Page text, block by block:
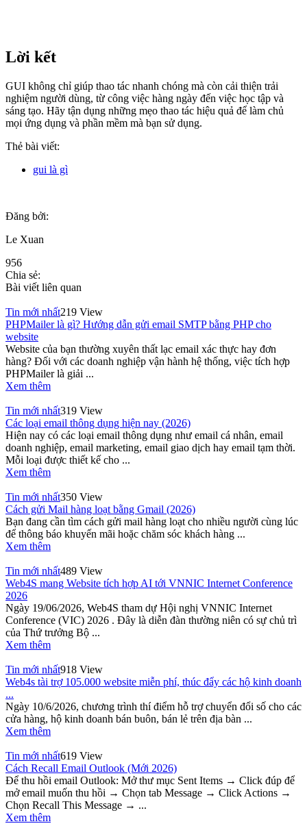
Lời kết
GUI không chỉ giúp thao tác nhanh chóng mà còn cải thiện trải
nghiệm người dùng, từ công việc hàng ngày đến việc học tập và
sáng tạo. Hãy tận dụng những mẹo thao tác hiệu quả để làm chủ
mọi ứng dụng và phần mềm mà bạn sử dụng.
Thẻ bài viết:
gui là gì
Đăng bởi:
Le Xuan
956
Chia sẻ:
Bài viết liên quan
Tin mới nhất219 View
PHPMailer là gì? Hướng dẫn gửi email SMTP bằng PHP cho
website
Website của bạn thường xuyên thất lạc email xác thực hay đơn
hàng? Đối với các doanh nghiệp vận hành hệ thống, việc tích hợp
PHPMailer là giải ...
Xem thêm
Tin mới nhất319 View
Các loại email thông dụng hiện nay (2026)
Hiện nay có các loại email thông dụng như email cá nhân, email
doanh nghiệp, email marketing, email giao dịch hay email tạm thời.
Mỗi loại được thiết kế cho ...
Xem thêm
Tin mới nhất350 View
Cách gửi Mail hàng loạt bằng Gmail (2026)
Bạn đang cần tìm cách gửi mail hàng loạt cho nhiều người cùng lúc
để thông báo khuyến mãi hoặc chăm sóc khách hàng ...
Xem thêm
Tin mới nhất489 View
Web4S mang Website tích hợp AI tới VNNIC Internet Conference
2026
Ngày 19/06/2026, Web4S tham dự Hội nghị VNNIC Internet
Conference (VIC) 2026 . Đây là diễn đàn thường niên có sự chủ trì
của Thứ trưởng Bộ ...
Xem thêm
Tin mới nhất918 View
Web4s tài trợ 105.000 website miễn phí, thúc đẩy các hộ kinh doanh
...
Ngày 10/6/2026, chương trình thí điểm hỗ trợ chuyển đổi số cho các
cửa hàng, hộ kinh doanh bán buôn, bán lẻ trên địa bàn ...
Xem thêm
Tin mới nhất619 View
Cách Recall Email Outlook (Mới 2026)
Để thu hồi email Outlook: Mở thư mục Sent Items → Click đúp để
mở email muốn thu hồi → Chọn tab Message → Click Actions →
Chọn Recall This Message → ...
Xem thêm